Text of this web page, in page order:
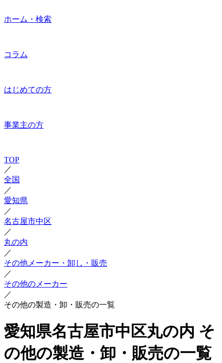
ホーム・検索
コラム
はじめての方
事業主の方
TOP
／
全国
／
愛知県
／
名古屋市中区
／
丸の内
／
その他メーカー・卸し・販売
／
その他のメーカー
／
その他の製造・卸・販売の一覧
愛知県名古屋市中区丸の内 そ
の他の製造・卸・販売の一覧